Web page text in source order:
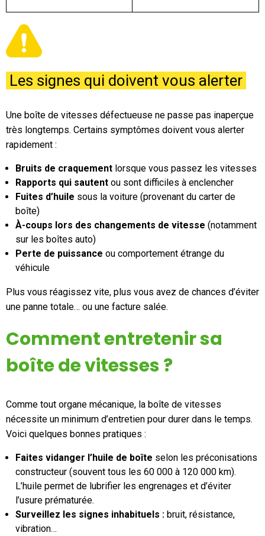
Les signes qui doivent vous alerter
Une boîte de vitesses défectueuse ne passe pas inaperçue
très longtemps. Certains symptômes doivent vous alerter
rapidement :
Bruits de craquement lorsque vous passez les vitesses
Rapports qui sautent ou sont difficiles à enclencher
Fuites d’huile sous la voiture (provenant du carter de
boîte)
À-coups lors des changements de vitesse (notamment
sur les boîtes auto)
Perte de puissance ou comportement étrange du
véhicule
Plus vous réagissez vite, plus vous avez de chances d’éviter
une panne totale… ou une facture salée.
Comment entretenir sa
boîte de vitesses ?
Comme tout organe mécanique, la boîte de vitesses
nécessite un minimum d’entretien pour durer dans le temps.
Voici quelques bonnes pratiques :
Faites vidanger l’huile de boîte selon les préconisations
constructeur (souvent tous les 60 000 à 120 000 km).
L’huile permet de lubrifier les engrenages et d’éviter
l’usure prématurée.
Surveillez les signes inhabituels : bruit, résistance,
vibration…